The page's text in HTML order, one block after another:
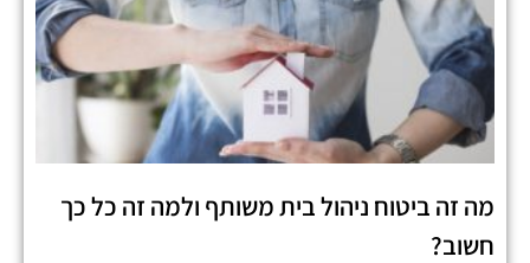
מה זה ביטוח ניהול בית משותף ולמה זה כל כך
חשוב?